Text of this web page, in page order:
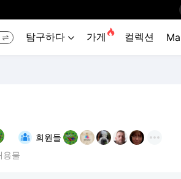
 탐구하다  가게  컬렉션
회원들
용물